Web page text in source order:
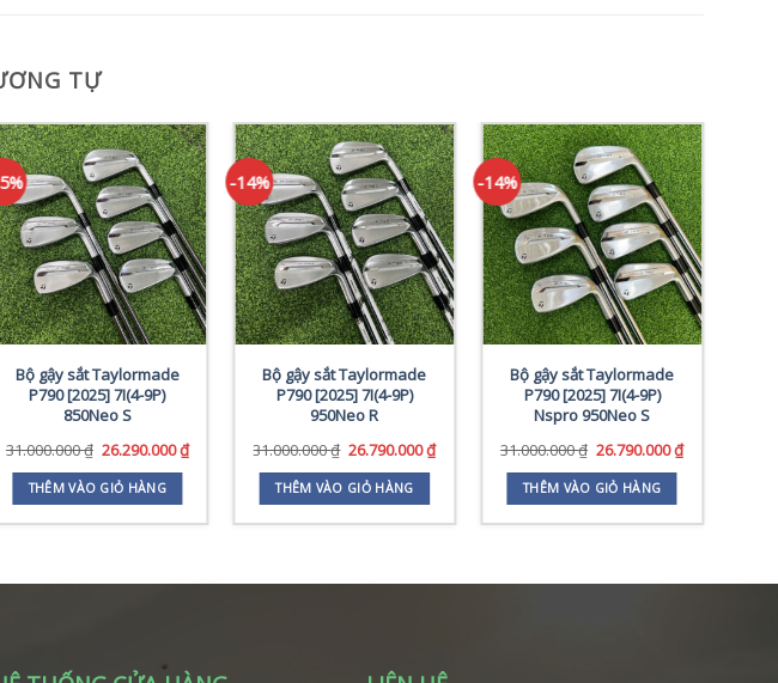
TỰ
₫.
Bộ gậy sắt Taylormade
P790 [2025] 7I(4-9P)
850Neo S
31.000.000₫ Giá
là:
31.000.000 ₫.
26.290.000₫Giá
26.290.000 ₫.
THÊM VÀO GIỎ HÀNG
-14%
Bộ gậy sắt Taylormade
P790 [2025] 7I(4-9P)
950Neo R
31.000.000₫ Giá
là:
31.000.000 ₫.
26.790.000₫Giá
26.790.000 ₫.
THÊM VÀO GIỎ HÀNG
-14%
Bộ gậy sắt Taylormade
P790 [2025] 7I(4-9P)
Nspro 950Neo S
31.000.000₫ Giá
là:
31.000.000 ₫.
26.790.000₫Giá
26.790.000 ₫.
THÊM VÀO GIỎ HÀNG